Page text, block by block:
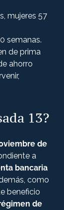
mujeres 57
semanas.
de prima
ahorro
13?
de
a
bancaria
como
beneficio
de